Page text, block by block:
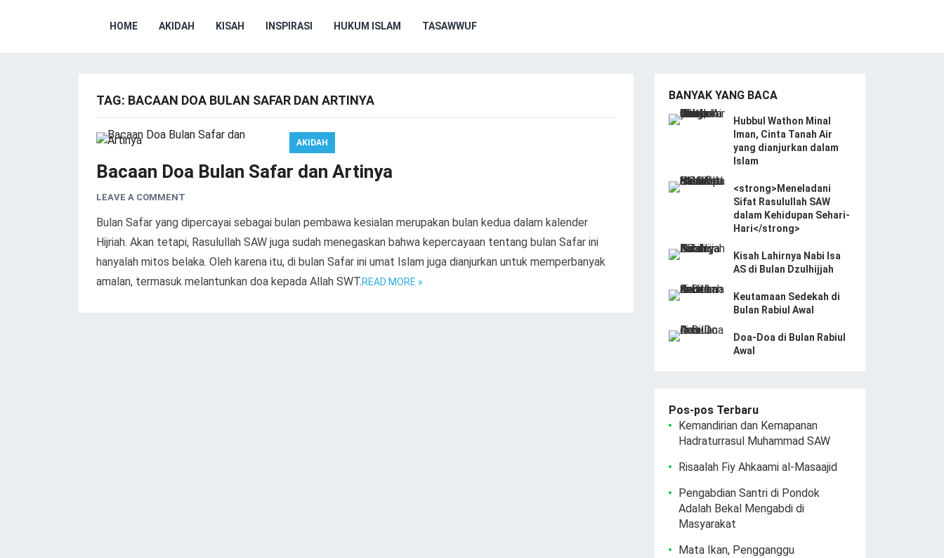
HOME AKIDAH KISAH INSPIRASI HUKUM ISLAM TASAWWUF
TAG: BACAAN DOA BULAN SAFAR DAN ARTINYA
AKIDAH
Bacaan Doa Bulan Safar dan Artinya
LEAVE A COMMENT
Bulan Safar yang dipercayai sebagai bulan pembawa kesialan merupakan bulan kedua dalam kalender
Hijriah. Akan tetapi, Rasulullah SAW juga sudah menegaskan bahwa kepercayaan tentang bulan Safar ini
hanyalah mitos belaka. Oleh karena itu, di bulan Safar ini umat Islam juga dianjurkan untuk memperbanyak
amalan, termasuk melantunkan doa kepada Allah SWT.READ MORE »
BANYAK YANG BACA
Hubbul Wathon Minal
Iman, Cinta Tanah Air
yang dianjurkan dalam
Islam
<strong>Meneladani
Sifat Rasulullah SAW
dalam Kehidupan Sehari-
Hari</strong>
Kisah Lahirnya Nabi Isa
AS di Bulan Dzulhijjah
Keutamaan Sedekah di
Bulan Rabiul Awal
Doa-Doa di Bulan Rabiul
Awal
Pos-pos Terbaru
Kemandirian dan Kemapanan
Hadraturrasul Muhammad SAW
Risaalah Fiy Ahkaami al-Masaajid
Pengabdian Santri di Pondok
Adalah Bekal Mengabdi di
Masyarakat
Mata Ikan, Pengganggu